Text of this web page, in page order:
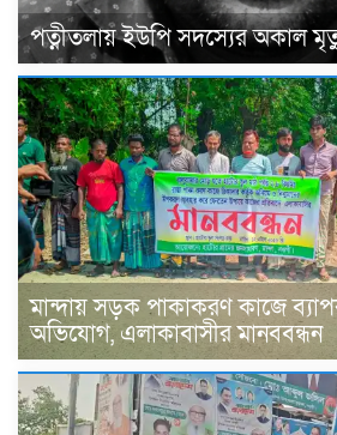
পত্নীতলায় ইউপি সদস্যের অকাল
মান্দায় সড়ক পাকাকরণ কাজে
অভিযোগ, এলাকাবাসীর মানববন্ধন